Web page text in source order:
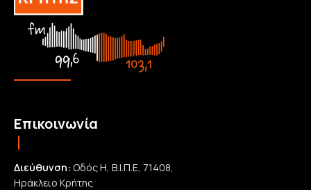
Επικοινωνία
Διεύθυνση: Οδός Η, Β.Ι.Π.Ε, 71408,
Ηράκλειο Κρήτης